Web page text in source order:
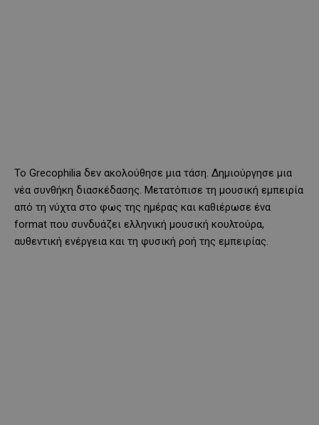
Το Grecophilia δεν ακολούθησε μια τάση. Δημιούργησε μια
νέα συνθήκη διασκέδασης. Μετατόπισε τη μουσική εμπειρία
από τη νύχτα στο φως της ημέρας και καθιέρωσε ένα
format που συνδυάζει ελληνική μουσική κουλτούρα,
αυθεντική ενέργεια και τη φυσική ροή της εμπειρίας.